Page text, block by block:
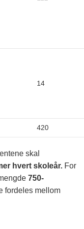
14
420
skal
hvert skoleår. For
750-
fordeles mellom